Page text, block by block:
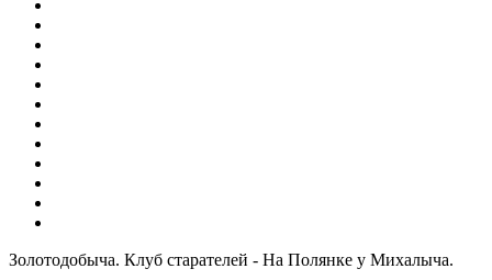
Золотодобыча. Клуб старателей - На Полянке у Михалыча.